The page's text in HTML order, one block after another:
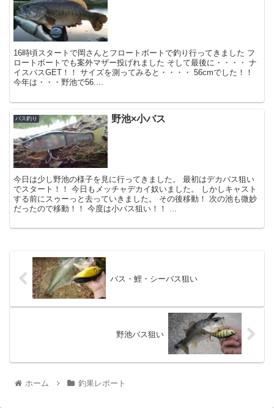
16時頃スタートで岡さんとフロートボートで釣り行ってきました フ
ロートボートでも案外マザー投げれました そして最後に・・・・ ナ
イスバスGET！！ サイズを測ってみると・・・・ 56cmでした！！
今年は・・・野池で56....
バス釣り 野池×小バス
今日は少し野池の様子を見に行ってきました。 最初はデカバス狙い
でスタート！！ 今日もメッチャデカイ奴いました。 しかしキャスト
する前にスゥーっと去っていきました。 その後移動！ 次の池も微妙
だったので移動！！ 今度は小バス狙い！！ ...
バス・鯉・シーバス狙い
野池バス狙い
ホーム 釣果レポート